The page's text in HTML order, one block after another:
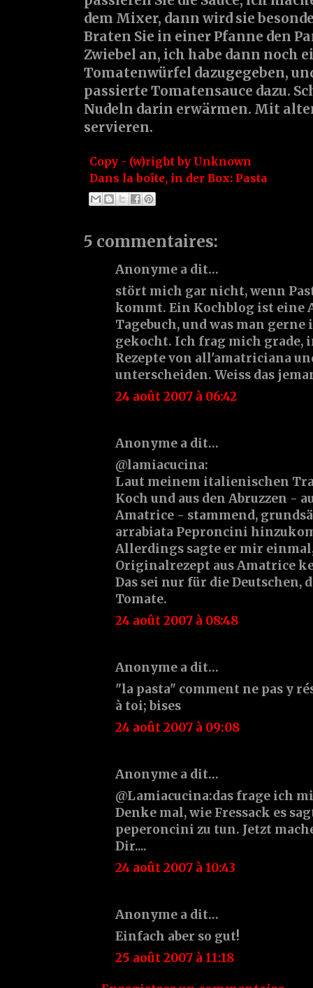
dem Mixer, dann wird sie
Braten Sie in einer Pfanne den
Zwiebel an, ich habe dann noch
Tomatenwürfel dazugegeben,
passierte Tomatensauce dazu.
Nudeln darin erwärmen. Mit
servieren.
Copy - (w)right by Unknown
Dans la boîte, in der Box: Pasta
5 commentaires:
Anonyme a dit…
stört mich gar nicht, wenn
kommt. Ein Kochblog ist eine
Tagebuch, und was man
gekocht. Ich frag mich grade,
Rezepte von all'amatriciana
unterscheiden. Weiss das
24 août 2007 à 06:42
Anonyme a dit…
@lamiacucina:
Laut meinem italienischen
Koch und aus den Abruzzen -
Amatrice - stammend,
arrabiata Peproncini
Allerdings sagte er mir einmal,
Originalrezept aus Amatrice
Das sei nur für die
Tomate.
24 août 2007 à 08:48
Anonyme a dit…
"la pasta" comment ne pas y
à toi; bises
24 août 2007 à 09:08
Anonyme a dit…
@Lamiacucina:das frage ich
Denke mal, wie Fressack es
peperoncini zu tun. Jetzt
Dir....
24 août 2007 à 10:43
Anonyme a dit…
Einfach aber so gut!
25 août 2007 à 11:18